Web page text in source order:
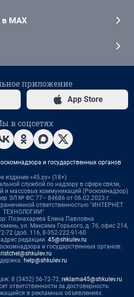
MAX
приложение
App Store
в соцсетях
и государственных органов
издание «45.ру» (18+)
службой по надзору в сфере связи,
и массовых коммуникаций (Роскомнадзор)
ЭЛ № ФС 77– 84686 от 06.02.2023 г.
ответственностью "ИНТЕРНЕТ
ТЕХНОЛОГИИ"
Познахарева Елена Павловна
ул. Максима Горького, д. 76, офис 214,
72 (доб. 116, 8-352-222-91-60
редакции: 45@shkulev.ru
и государственных органов:
help@shkulev.ru
8 (3452) 56-72-72, reklama45@shkulev.ru
ответственности за достоверность
в рекламных объявлениях.